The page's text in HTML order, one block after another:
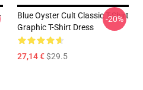
Blue Oyster Cult Classic T-Shirt
Graphic T-Shirt Dress
27,14 €$29.5
-20%